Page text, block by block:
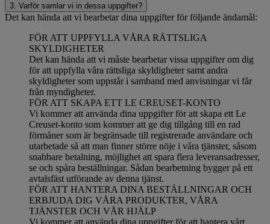
3. Varför samlar vi in dessa uppgifter?
Det kan hända att vi bearbetar dina uppgifter för följande ändamål:
FÖR ATT UPPFYLLA VÅRA RÄTTSLIGA
SKYLDIGHETER
Det kan hända att vi måste bearbetar vissa uppgifter om dig
för att uppfylla våra rättsliga skyldigheter samt andra
skyldigheter som uppstår i samband med anvisningar vi får
från myndigheter.
FÖR ATT SKAPA ETT LE CREUSET-KONTO
Vi kommer att använda dina uppgifter för att skapa ett Le
Creuset-konto som kommer att ge dig tillgång till en rad
förmåner som är begränsade till registrerade användare och
utarbetade så att man finner större nöje i våra tjänster, såsom
snabbare betalning, möjlighet att spara flera leveransadresser,
se och spåra beställningar. Sådan bearbetning bygger på ett
avtalsfäst utförande av denna tjänst.
FÖR ATT HANTERA DINA BESTÄLLNINGAR OCH
ERBJUDA DIG VÅRA PRODUKTER, VÅRA
TJÄNSTER OCH VÅR HJÄLP